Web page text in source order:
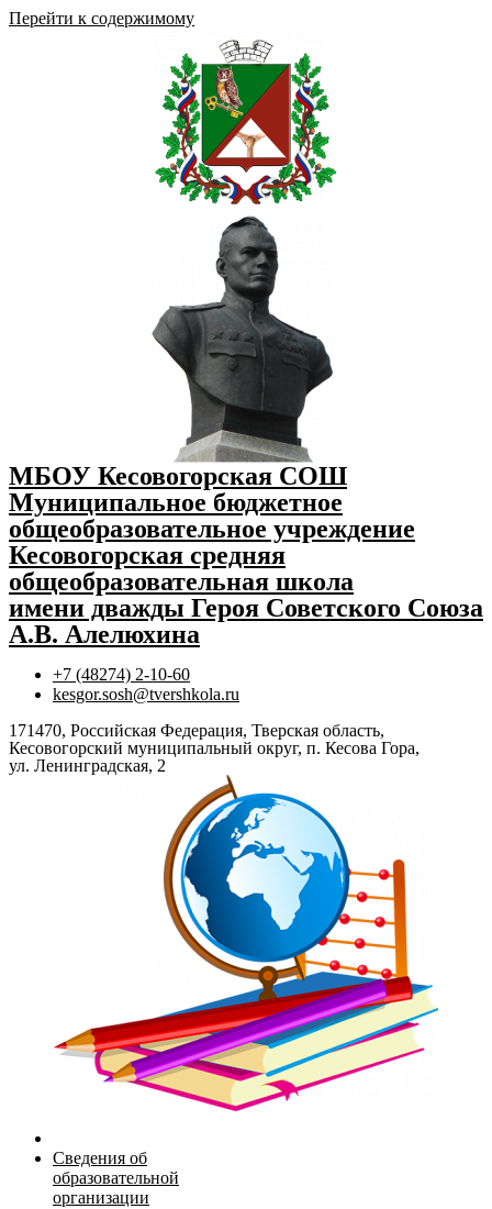
Перейти к содержимому
МБОУ Кесовогорская СОШ
Муниципальное бюджетное
общеобразовательное учреждение
Кесовогорская средняя
общеобразовательная школа
имени дважды Героя Советского Союза
А.В. Алелюхина
+7 (48274) 2-10-60
kesgor.sosh@tvershkola.ru
171470, Российская Федерация, Тверская область,
Кесовогорский муниципальный округ, п. Кесова Гора,
ул. Ленинградская, 2
Сведения об
образовательной
организации